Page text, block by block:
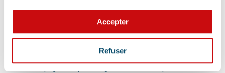
Accepter
Refuser
Les difficultés respiratoires, pertes de conscience, les
vomissements, constipations ou diarrhées, une blessure, une
perte d’appétit soudaine sont autant de signes visibles que
votre chat, chien ou autre nouvel animal de compagnie ne va